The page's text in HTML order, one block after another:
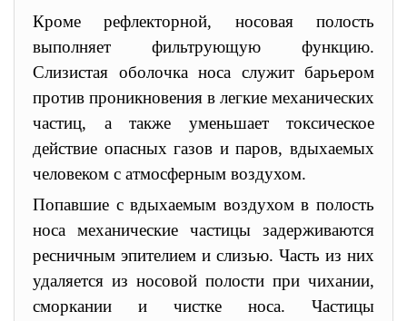
Кроме рефлекторной, носовая полость
выполняет фильтрующую функцию.
Слизистая оболочка носа служит барьером
против проникновения в легкие механических
частиц, а также уменьшает токсическое
действие опасных газов и паров, вдыхаемых
человеком с атмосферным воздухом.
Попавшие с вдыхаемым воздухом в полость
носа механические частицы задерживаются
ресничным эпителием и слизью. Часть из них
удаляется из носовой полости при чихании,
сморкании и чистке носа. Частицы